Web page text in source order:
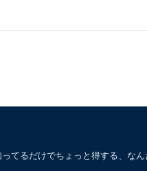
てるだけでちょっと得する、な